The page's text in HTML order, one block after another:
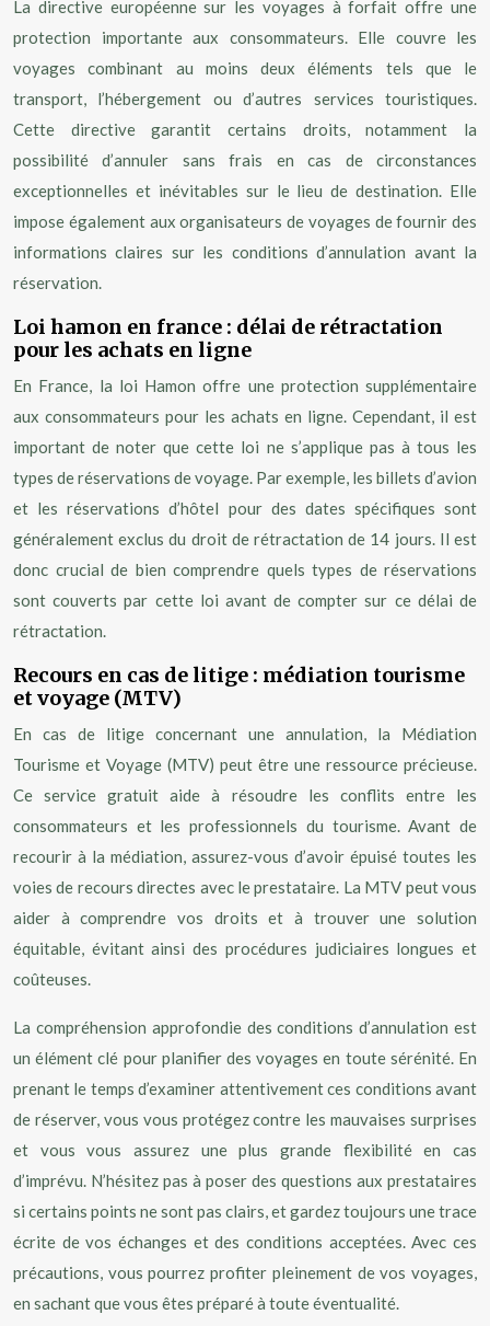
La directive européenne sur les voyages à forfait offre une
protection importante aux consommateurs. Elle couvre les
voyages combinant au moins deux éléments tels que le
transport, l’hébergement ou d’autres services touristiques.
Cette directive garantit certains droits, notamment la
possibilité d’annuler sans frais en cas de circonstances
exceptionnelles et inévitables sur le lieu de destination. Elle
impose également aux organisateurs de voyages de fournir des
informations claires sur les conditions d’annulation avant la
réservation.
Loi hamon en france : délai de rétractation
pour les achats en ligne
En France, la loi Hamon offre une protection supplémentaire
aux consommateurs pour les achats en ligne. Cependant, il est
important de noter que cette loi ne s’applique pas à tous les
types de réservations de voyage. Par exemple, les billets d’avion
et les réservations d’hôtel pour des dates spécifiques sont
généralement exclus du droit de rétractation de 14 jours. Il est
donc crucial de bien comprendre quels types de réservations
sont couverts par cette loi avant de compter sur ce délai de
rétractation.
Recours en cas de litige : médiation tourisme
et voyage (MTV)
En cas de litige concernant une annulation, la Médiation
Tourisme et Voyage (MTV) peut être une ressource précieuse.
Ce service gratuit aide à résoudre les conflits entre les
consommateurs et les professionnels du tourisme. Avant de
recourir à la médiation, assurez-vous d’avoir épuisé toutes les
voies de recours directes avec le prestataire. La MTV peut vous
aider à comprendre vos droits et à trouver une solution
équitable, évitant ainsi des procédures judiciaires longues et
coûteuses.
La compréhension approfondie des conditions d’annulation est
un élément clé pour planifier des voyages en toute sérénité. En
prenant le temps d’examiner attentivement ces conditions avant
de réserver, vous vous protégez contre les mauvaises surprises
et vous vous assurez une plus grande flexibilité en cas
d’imprévu. N’hésitez pas à poser des questions aux prestataires
si certains points ne sont pas clairs, et gardez toujours une trace
écrite de vos échanges et des conditions acceptées. Avec ces
précautions, vous pourrez profiter pleinement de vos voyages,
en sachant que vous êtes préparé à toute éventualité.